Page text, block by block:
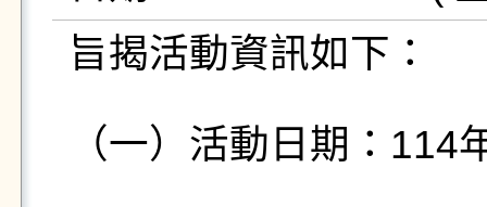
旨揭活動資訊如下：
（一）活動日期：